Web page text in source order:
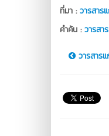
ที่มา :วารสา
คำค้น :วารส
วารสา